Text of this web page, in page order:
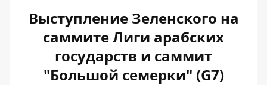
Выступление Зеленского на
саммите Лиги арабских
государств и саммит
"Большой семерки" (G7)